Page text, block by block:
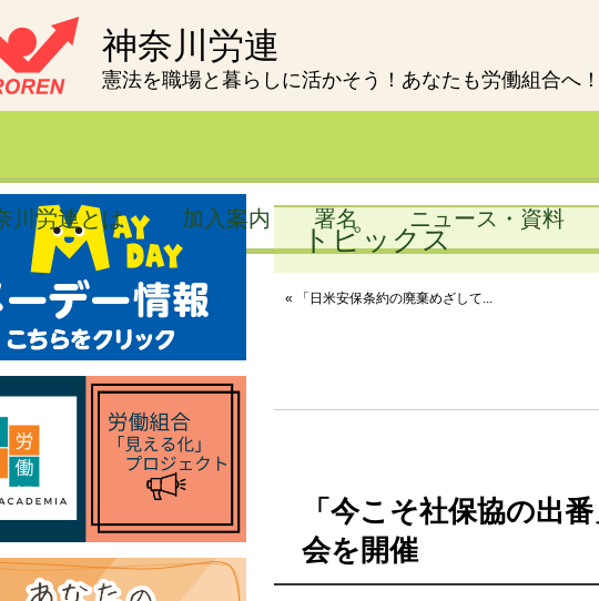
神奈川労連
憲法を職場と暮らしに活かそう！あなたも労働組合へ！
川労連とは 加入案内 署名 ニュース・資料
トピックス
« 「日米安保条約の廃棄めざして...
「今こそ社保協の出
会を開催